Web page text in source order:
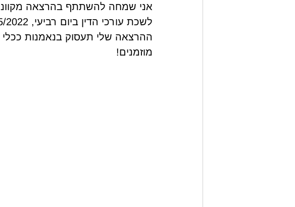
אני שמחה להשתתף בהרצאה
לשכת עורכי הדין ביום רביעי, 11/05/2022.
ההרצאה שלי תעסוק בנאמנות ככלי
מוזמנים!